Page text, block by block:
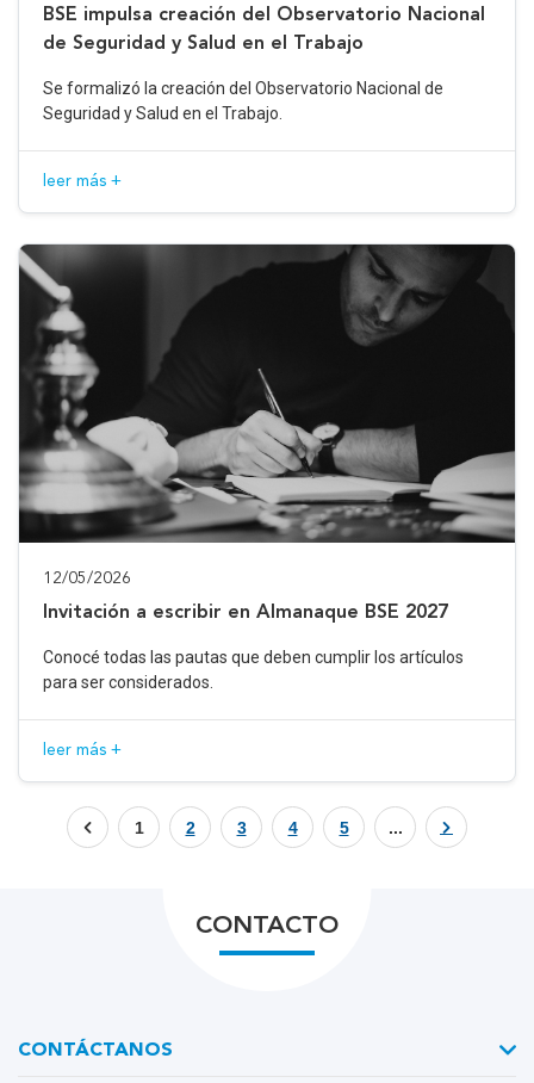
BSE impulsa creación del Observatorio Nacional
de Seguridad y Salud en el Trabajo
Se formalizó la creación del Observatorio Nacional de
Seguridad y Salud en el Trabajo.
leer más +
12/05/2026
Invitación a escribir en Almanaque BSE 2027
Conocé todas las pautas que deben cumplir los artículos
para ser considerados.
leer más +
1 2 3 4 5 ...
CONTACTO
CONTÁCTANOS